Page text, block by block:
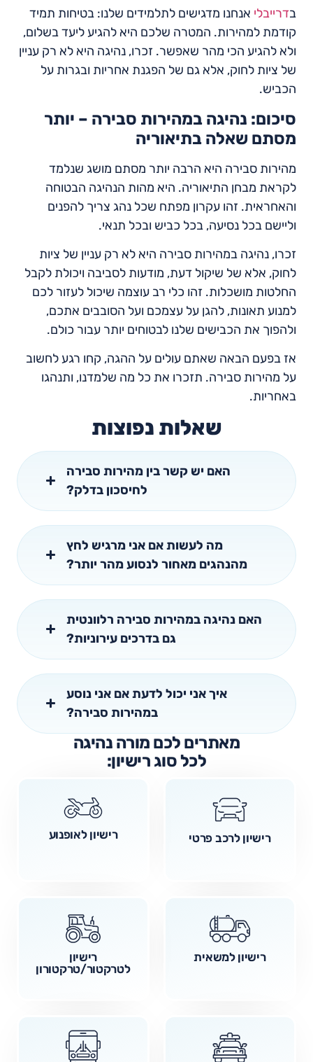
בדרייבלי אנחנו מדגישים לתלמידים שלנו: בטיחות תמיד
קודמת למהירות. המטרה שלכם היא להגיע ליעד בשלום,
ולא להגיע הכי מהר שאפשר. זכרו, נהיגה היא לא רק עניין
של ציות לחוק, אלא גם של הפגנת אחריות ובגרות על
הכביש.
סיכום: נהיגה במהירות סבירה – יותר
מסתם שאלה בתיאוריה
מהירות סבירה היא הרבה יותר מסתם מושג שנלמד
לקראת מבחן התיאוריה. היא מהות הנהיגה הבטוחה
והאחראית. זהו עקרון מפתח שכל נהג צריך להפנים
וליישם בכל נסיעה, בכל כביש ובכל תנאי.
זכרו, נהיגה במהירות סבירה היא לא רק עניין של ציות
לחוק, אלא של שיקול דעת, מודעות לסביבה ויכולת לקבל
החלטות מושכלות. זהו כלי רב עוצמה שיכול לעזור לכם
למנוע תאונות, להגן על עצמכם ועל הסובבים אתכם,
ולהפוך את הכבישים שלנו לבטוחים יותר עבור כולם.
אז בפעם הבאה שאתם עולים על ההגה, קחו רגע לחשוב
על מהירות סבירה. תזכרו את כל מה שלמדנו, ותנהגו
באחריות.
שאלות נפוצות
האם יש קשר בין מהירות סבירה
לחיסכון בדלק?
מה לעשות אם אני מרגיש לחץ
מהנהגים מאחור לנסוע מהר יותר?
האם נהיגה במהירות סבירה רלוונטית
גם בדרכים עירוניות?
איך אני יכול לדעת אם אני נוסע
במהירות סבירה?
מאתרים לכם מורה נהיגה
לכל סוג רישיון:
רישיון לרכב פרטי רישיון לאופנוע
רישיון למשאית
רישיון
לטרקטור/טרקטורון